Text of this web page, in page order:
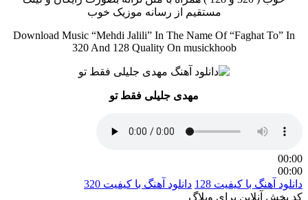
مستقیم از رسانه موزیک خوب
Download Music “Mehdi Jalili” In The Name Of “Faghat To” In
320 And 128 Quality On musickhoob
مهدی جلیلی فقط تو
00:00
00:00
دانلود آهنگ با کیفیت 128
دانلود آهنگ با کیفیت 320
کد پخش آنلاین برای وبلاگ